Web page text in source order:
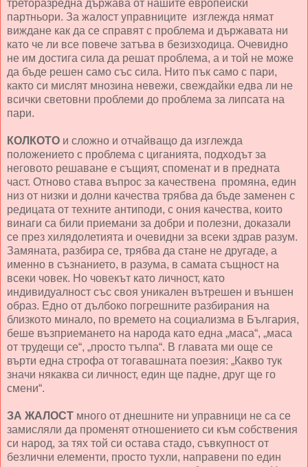
треторазредна държава от нашите европейски
партньори. За жалост управниците изглежда нямат
виждане как да се справят с проблема и държавата ни
като че ли все повече затъва в безизходица. Очевидно
не им достига сила да решат проблема, а и той не може
да бъде решен само със сила. Нито пък само с пари,
както си мислят мнозина невежи, свеждайки едва ли не
всички световни проблеми до проблема за липсата на
пари.
КОЛКОТО и сложно и отчайващо да изглежда
положението с проблема с циганията, подходът за
неговото решаване е същият, споменат и в предната
част. Отново става въпрос за качествена промяна, един
низ от низки и долни качества трябва да бъде заменен с
редицата от техните антиподи, с ония качества, които
винаги са били приемани за добри и полезни, доказали
се през хилядолетията и очевидни за всеки здрав разум.
Замяната, разбира се, трябва да стане не другаде, а
именно в съзнанието, в разума, в самата същност на
всеки човек. Но човекът като личност, като
индивидуалност със своя уникален вътрешен и външен
образ. Едно от дълбоко погрешните разбирания на
близкото минало, по времето на социализма в България,
беше възприемането на народа като една „маса“, „маса
от трудещи се“, „просто тълпа“. В главата ми още се
върти една строфа от тогавашната поезия: „Какво тук
значи някаква си личност, един ще падне, друг ще го
смени“.
ЗА ЖАЛОСТ много от днешните ни управници не са се
замисляли да променят отношението си към собствения
си народ, за тях той си остава стадо, съвкупност от
безлични елементи, просто тухли, направени по един